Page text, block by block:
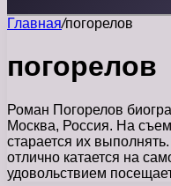
Главная/погорелов
погорелов
Роман Погорелов
Москва, Россия. На
старается их
отлично катается на
удовольствием